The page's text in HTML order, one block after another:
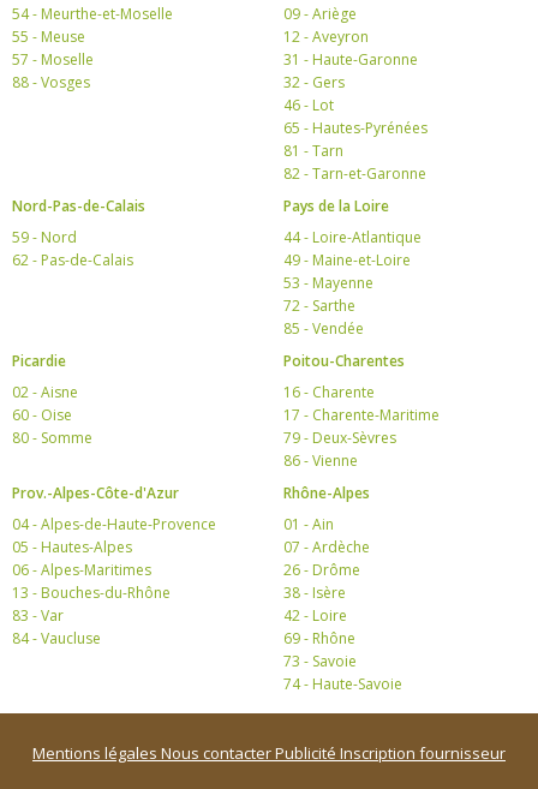
54 - Meurthe-et-Moselle
55 - Meuse
57 - Moselle
88 - Vosges
09 - Ariège
12 - Aveyron
31 - Haute-Garonne
32 - Gers
46 - Lot
65 - Hautes-Pyrénées
81 - Tarn
82 - Tarn-et-Garonne
Nord-Pas-de-Calais
59 - Nord
62 - Pas-de-Calais
Pays de la Loire
44 - Loire-Atlantique
49 - Maine-et-Loire
53 - Mayenne
72 - Sarthe
85 - Vendée
Picardie
02 - Aisne
60 - Oise
80 - Somme
Poitou-Charentes
16 - Charente
17 - Charente-Maritime
79 - Deux-Sèvres
86 - Vienne
Prov.-Alpes-Côte-d'Azur
04 - Alpes-de-Haute-Provence
05 - Hautes-Alpes
06 - Alpes-Maritimes
13 - Bouches-du-Rhône
83 - Var
84 - Vaucluse
Rhône-Alpes
01 - Ain
07 - Ardèche
26 - Drôme
38 - Isère
42 - Loire
69 - Rhône
73 - Savoie
74 - Haute-Savoie
Mentions légales Nous contacterPublicité Inscription fournisseur